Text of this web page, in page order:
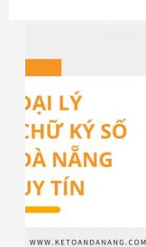
lý
cung
cấp
chữ
ký
số
tại
Đà
Nẵng